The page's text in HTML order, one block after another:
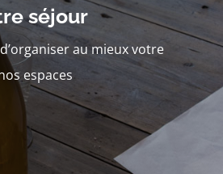
séjour
au mieux votre
espaces